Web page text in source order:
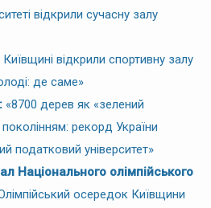
відкрили сучасну залу
відкрили спортивну залу
де саме»
«8700 дерев як «зелений
рекорд України
податковий університет»
Національного олімпійського
осередок Київщини